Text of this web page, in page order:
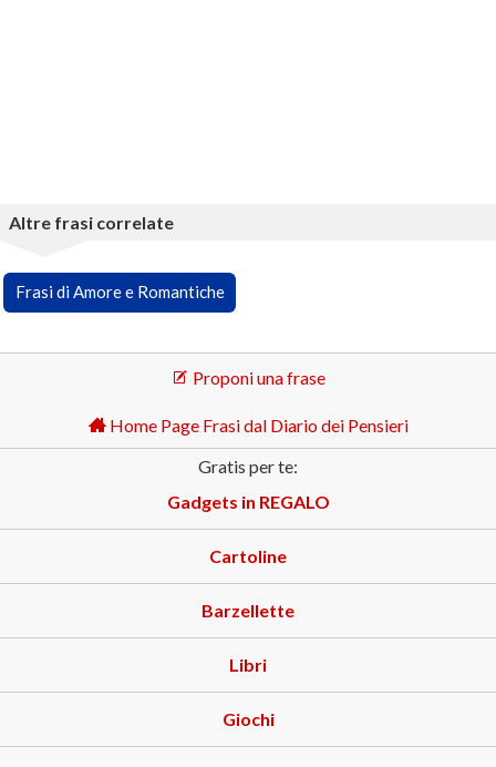
Altre frasi correlate
Frasi di Amore e Romantiche
Proponi una frase
Home Page Frasi dal Diario dei Pensieri
Gratis per te:
Gadgets in REGALO
Cartoline
Barzellette
Libri
Giochi